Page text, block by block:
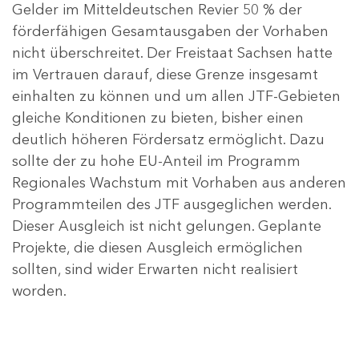
Gelder im Mitteldeutschen Revier 50 % der
förderfähigen Gesamtausgaben der Vorhaben
nicht überschreitet. Der Freistaat Sachsen hatte
im Vertrauen darauf, diese Grenze insgesamt
einhalten zu können und um allen JTF-Gebieten
gleiche Konditionen zu bieten, bisher einen
deutlich höheren Fördersatz ermöglicht. Dazu
sollte der zu hohe EU-Anteil im Programm
Regionales Wachstum mit Vorhaben aus anderen
Programmteilen des JTF ausgeglichen werden.
Dieser Ausgleich ist nicht gelungen. Geplante
Projekte, die diesen Ausgleich ermöglichen
sollten, sind wider Erwarten nicht realisiert
worden.